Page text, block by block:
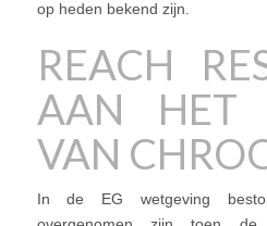
op heden bekend zijn.
REACH
AAN HET
VAN
In de EG wetgeving